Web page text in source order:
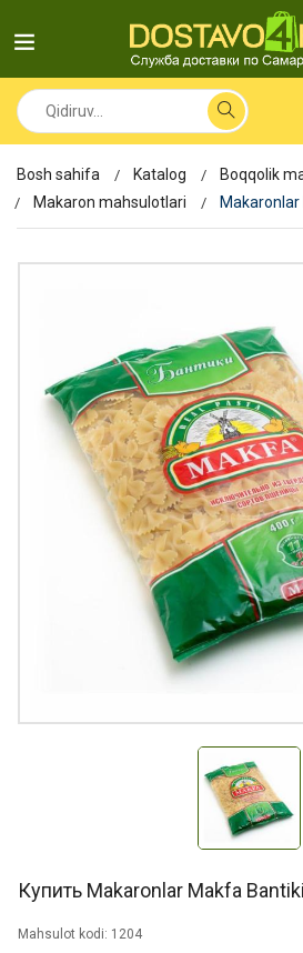
Bosh sahifa Katalog
Boqqolik
Makaron mahsulotlari
Купить Makaronlar Makfa
Mahsulot kodi: 1204